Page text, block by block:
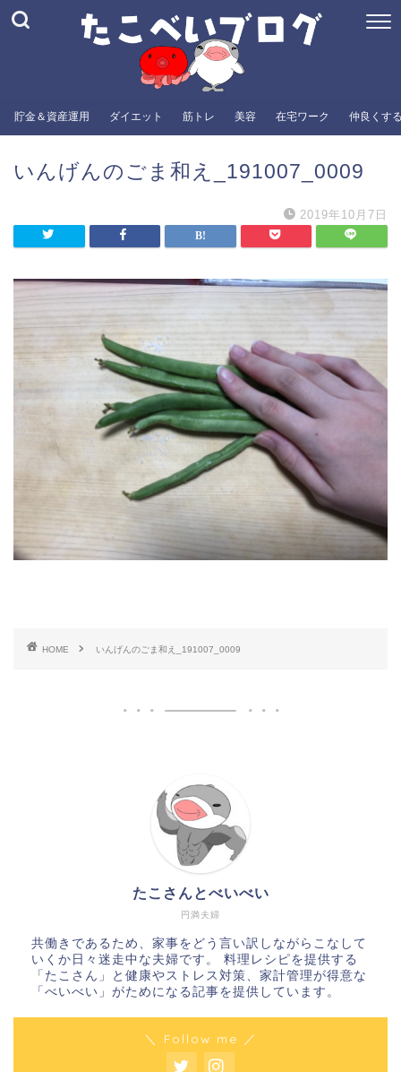
貯金＆資産運用 ダイエット 筋トレ 美容 在宅ワーク 仲良くす
いんげんのごま和え_191007_0009
2019年10月7日
HOME いんげんのごま和え_191007_0009
円満夫婦
たこさんとべいべい
共働きであるため、家事をどう言い訳しながらこなして
いくか日々迷走中な夫婦です。 料理レシピを提供する
「たこさん」と健康やストレス対策、家計管理が得意な
「べいべい」がためになる記事を提供しています。
＼ Follow me ／